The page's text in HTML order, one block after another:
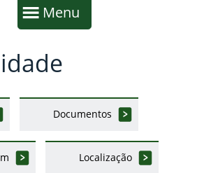
Mostrar
Menu
Documentos
Localização